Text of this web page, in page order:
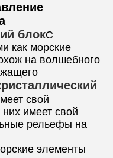
блокС
как морские
на волшебного
свой
имеет свой
рельефы на
элементы